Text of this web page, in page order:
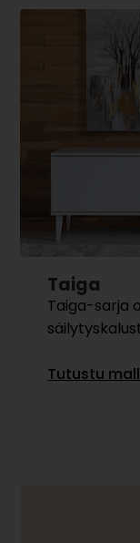
Taiga
Taiga-sarja
Tutustu